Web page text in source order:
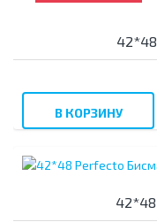
В КОРЗИНУ